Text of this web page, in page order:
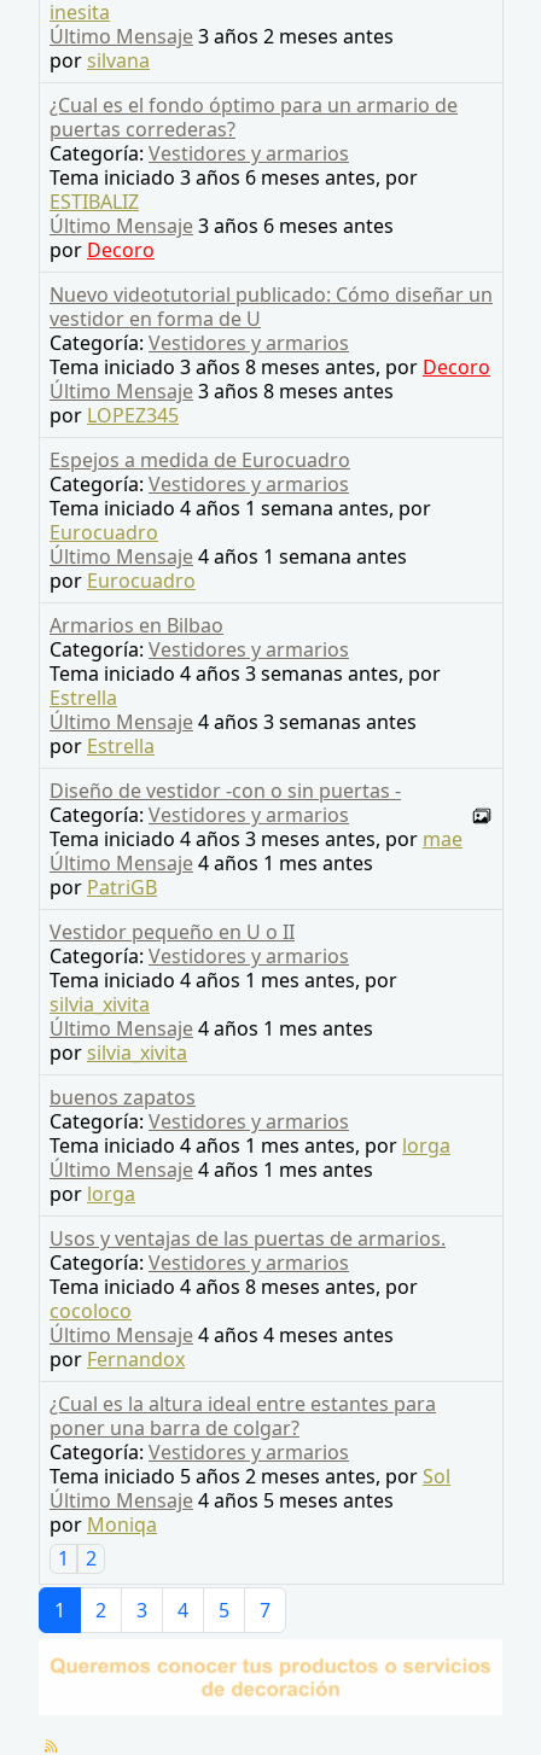
inesita
Último Mensaje3 años 2 meses antes
porsilvana
¿Cual es el fondo óptimo para un armario de
puertas correderas?
Categoría: Vestidores y armarios
Tema iniciado 3 años 6 meses antes, por
ESTIBALIZ
Último Mensaje3 años 6 meses antes
por Decoro
Nuevo videotutorial publicado: Cómo diseñar un
vestidor en forma de U
Categoría: Vestidores y armarios
Tema iniciado 3 años 8 meses antes, por Decoro
Último Mensaje3 años 8 meses antes
por LOPEZ345
Espejos a medida de Eurocuadro
Categoría: Vestidores y armarios
Tema iniciado 4 años 1 semana antes, por
Eurocuadro
Último Mensaje4 años 1 semana antes
por Eurocuadro
Armarios en Bilbao
Categoría: Vestidores y armarios
Tema iniciado 4 años 3 semanas antes, por
Estrella
Último Mensaje4 años 3 semanas antes
por Estrella
Diseño de vestidor -con o sin puertas -
Categoría: Vestidores y armarios
Tema iniciado 4 años 3 meses antes, por mae
Último Mensaje4 años 1 mes antes
por PatriGB
Vestidor pequeño en U o II
Categoría: Vestidores y armarios
Tema iniciado 4 años 1 mes antes, por
silvia_xivita
Último Mensaje4 años 1 mes antes
porsilvia_xivita
buenos zapatos
Categoría: Vestidores y armarios
Tema iniciado 4 años 1 mes antes, por lorga
Último Mensaje4 años 1 mes antes
por lorga
Usos y ventajas de las puertas de armarios.
Categoría: Vestidores y armarios
Tema iniciado 4 años 8 meses antes, por
cocoloco
Último Mensaje4 años 4 meses antes
por Fernandox
¿Cual es la altura ideal entre estantes para
poner una barra de colgar?
Categoría: Vestidores y armarios
Tema iniciado 5 años 2 meses antes, porSol
Último Mensaje4 años 5 meses antes
por Moniqa
1
2
1
2 3 4 5 7